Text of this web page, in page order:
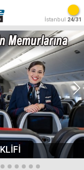
İstanbul 24/31